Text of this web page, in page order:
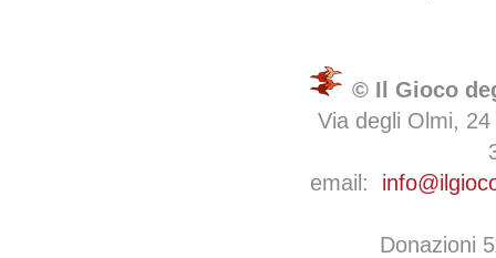
© Il Gioco
Via degli Olmi,
email:
Donazioni